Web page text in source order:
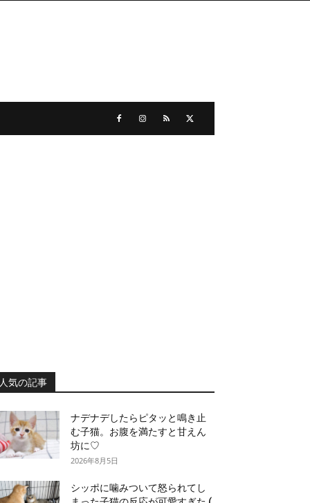
人気の記事
ナデナデしたらピタッと鳴き止
む子猫。お腹を満たすと甘えん
坊に♡
2026年8月5日
シッポに噛みついて怒られてし